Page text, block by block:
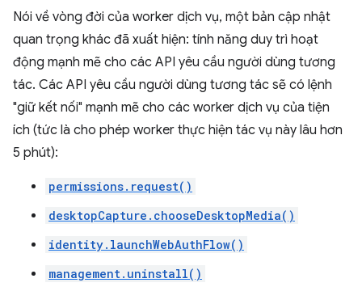
Nói về vòng đời của worker dịch vụ, một bản cập nhật
quan trọng khác đã xuất hiện: tính năng duy trì hoạt
động mạnh mẽ cho các API yêu cầu người dùng tương
tác. Các API yêu cầu người dùng tương tác sẽ có lệnh
"giữ kết nối" mạnh mẽ cho các worker dịch vụ của tiện
ích (tức là cho phép worker thực hiện tác vụ này lâu hơn
5 phút):
permissions.request()
desktopCapture.chooseDesktopMedia()
identity.launchWebAuthFlow()
management.uninstall()